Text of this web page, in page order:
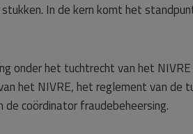
In de kern komt het
onder het tuchtrecht van het
het NIVRE, het reglement van de
coördinator fraudebeheersing.